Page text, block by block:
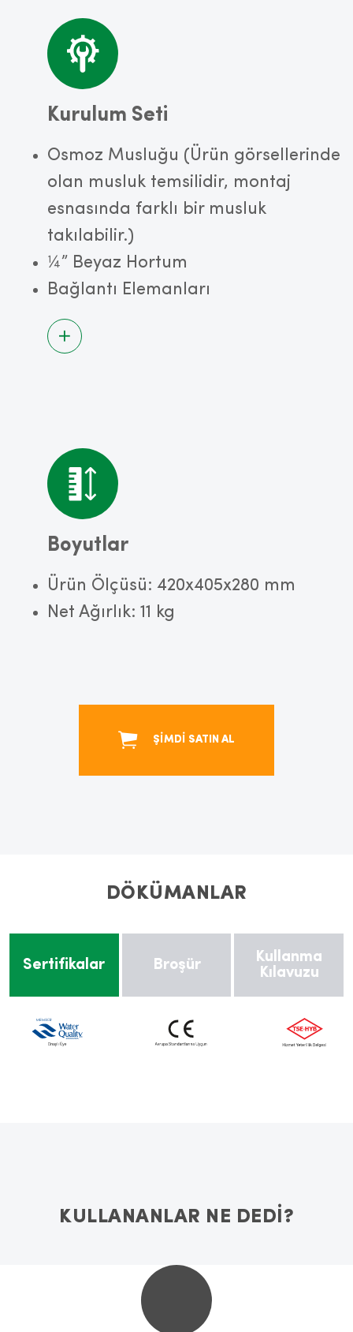
Kurulum Seti
Osmoz Musluğu (Ürün görsellerinde
olan musluk temsilidir, montaj
esnasında farklı bir musluk
takılabilir.)
¼” Beyaz Hortum
Bağlantı Elemanları
Boyutlar
Ürün Ölçüsü: 420x405x280 mm
Net Ağırlık: 11 kg
ŞİMDİ SATIN AL
DÖKÜMANLAR
Sertifikalar Broşür
Kullanma
Kılavuzu
KULLANANLAR NE DEDİ?